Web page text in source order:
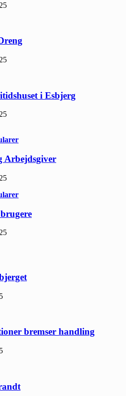
i Esbjerg
Arbejdsgiver
bremser handling